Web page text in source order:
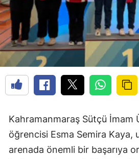
Kahramanmaraş Sütçü İmam
öğrencisi Esma Semira Kaya,
arenada önemli bir başarıya